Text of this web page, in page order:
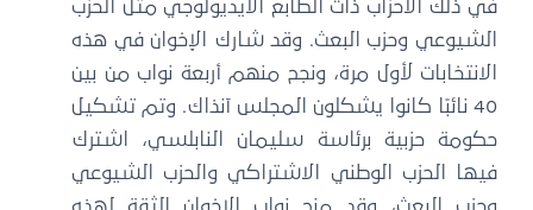
في ذلك الأحزاب ذات الطابع الأيديولوجي مثل الحزب
الشيوعي وحزب البعث. وقد شارك الإخوان في هذه
الانتخابات لأول مرة، ونجح منهم أربعة نواب من بين
40 نائبًا كانوا يشكلون المجلس آنذاك. وتم تشكيل
حكومة حزبية برئاسة سليمان النابلسي، اشترك
فيها الحزب الوطني الاشتراكي والحزب الشيوعي
وحزب البعث، وقد منح نواب الإخوان الثقة لهذه